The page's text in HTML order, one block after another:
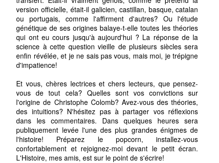
version officielle, était-il galicien, castillan, basque, catalan
ou portugais, comme l'affirment d'autres? Ou l'étude
génétique de ses origines balaye-t-elle toutes les théories
qui ont eu cours jusqu'à aujourd'hui ? La réponse de la
science à cette question vieille de plusieurs siècles sera
enfin révélée, et je ne sais pas vous, mais moi, je trépigne
d'impatience!
Et vous, chères lectrices et chers lecteurs, que pensez-
vous de tout cela? Quelles sont vos convictions sur
l'origine de Christophe Colomb? Avez-vous des théories,
des intuitions? N'hésitez pas à partager vos réflexions
dans les commentaires. Dans quelques heures sera
publiquement levée l'une des plus grandes énigmes de
l'histoire! Préparez le popcorn, installez-vous
confortablement et rejoignez-moi devant le petit écran.
L'Histoire, mes amis, est sur le point de s'écrire!